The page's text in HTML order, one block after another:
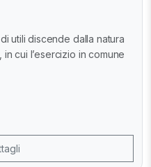
utili discende dalla natura
cui l’esercizio in comune